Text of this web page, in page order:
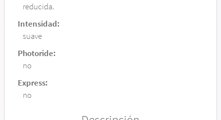
reducida.
Intensidad:
suave
Photoride:
no
Express:
no